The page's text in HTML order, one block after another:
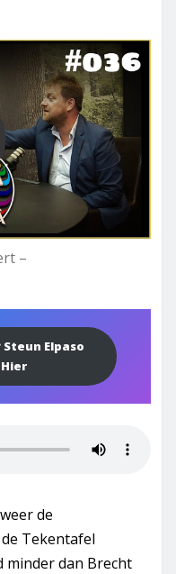
–
Elpaso
de
Tekentafel
minder dan Brecht